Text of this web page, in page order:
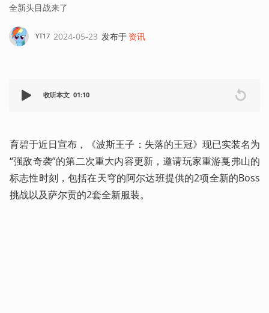
全新头目战来了
YT17 2024-05-23 发布于 资讯
收听本文 01:10
育碧于近日宣布，《波斯王子：失落的王冠》现已实装名为
“强敌奇袭”的第二次重大内容更新，邀请玩家重游戛弗山的
标志性时刻，包括在天穹的阿尔达班提供的2项全新的Boss
挑战以及萨尔贡的2套全新服装。